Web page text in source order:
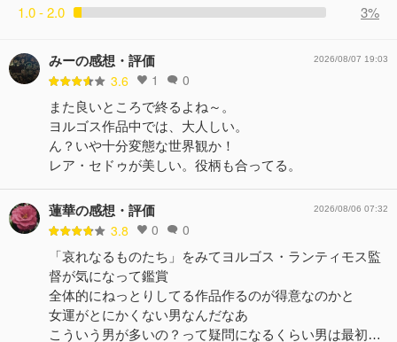
1.0 - 2.0
3%
みーの感想・評価
3.6 1 0
2026/08/07 19:03
また良いところで終るよね～。
ヨルゴス作品中では、大人しい。
ん？いや十分変態な世界観か！
レア・セドゥが美しい。役柄も合ってる。
蓮華の感想・評価
3.8 0 0
2026/08/06 07:32
「哀れなるものたち」をみてヨルゴス・ランティモス監
督が気になって鑑賞
全体的にねっとりしてる作品作るのが得意なのかと
女運がとにかくない男なんだなあ
こういう男が多いの？って疑問になるくらい男は最初…